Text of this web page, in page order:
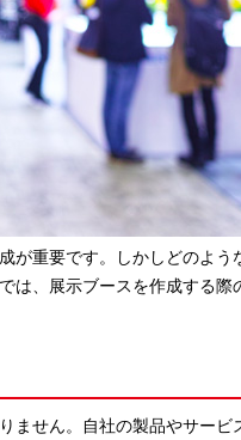
が重要です。しかしどのよう
は、展示ブースを作成する際
ません。自社の製品やサービ